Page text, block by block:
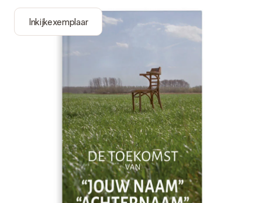
4,8 (gebaseerd op +8.000 reviews)
Onze cadeaus worden gewaardeerd. Klanten beoordelen
ons met een 4,7 op Google Reviews
Gratis wenskaartje
Je maakt in een paar stappen iets unieks – met haar naam,
jullie foto of een boodschap die raakt. Zonder gedoe, maar
met alle aandacht voor het moment.
Inkijkexemplaar